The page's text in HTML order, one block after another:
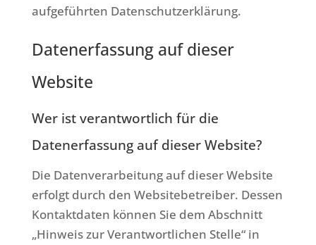
aufgeführten Datenschutzerklärung.
Datenerfassung auf dieser
Website
Wer ist verantwortlich für die
Datenerfassung auf dieser Website?
Die Datenverarbeitung auf dieser Website
erfolgt durch den Websitebetreiber. Dessen
Kontaktdaten können Sie dem Abschnitt
„Hinweis zur Verantwortlichen Stelle“ in